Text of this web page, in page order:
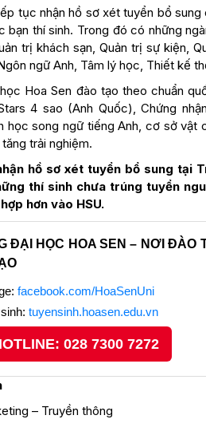
tục nhận hồ sơ xét tuyển bổ
bạn thí sinh. Trong đó có những
trị khách sạn, Quản trị sự kiện,
ngữ Anh, Tâm lý học, Thiết kế
Hoa Sen đào tạo theo chuẩn
4 sao (Anh Quốc), Chứng
học song ngữ tiếng Anh, cơ sở vật
trải nghiệm.
hồ sơ xét tuyển bổ sung tại
thí sinh chưa trúng tuyển
hơn vào HSU.
ĐẠI HỌC HOA SEN – NƠI ĐÀO
facebook.com/HoaSenUni
tuyensinh.hoasen.edu.vn
028 7300 7272
– Truyền thông